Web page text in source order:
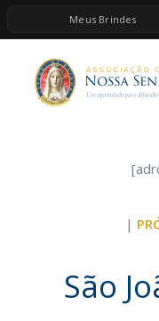
Meus Brindes
HOME
A ASSOCIAÇÃO
ESPIRITUALIDADE
|
São